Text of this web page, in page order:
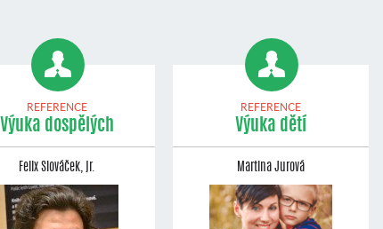
REFERENCE
Výuka dospělých
Felix Slováček, jr.
REFERENCE
Výuka dětí
Martina Jurová